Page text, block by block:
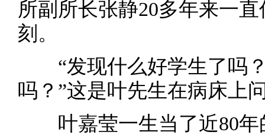
所副所长张静20多年来一
刻。
“发现什么好学生了吗？
吗？”这是叶先生在病床上
叶嘉莹一生当了近80年